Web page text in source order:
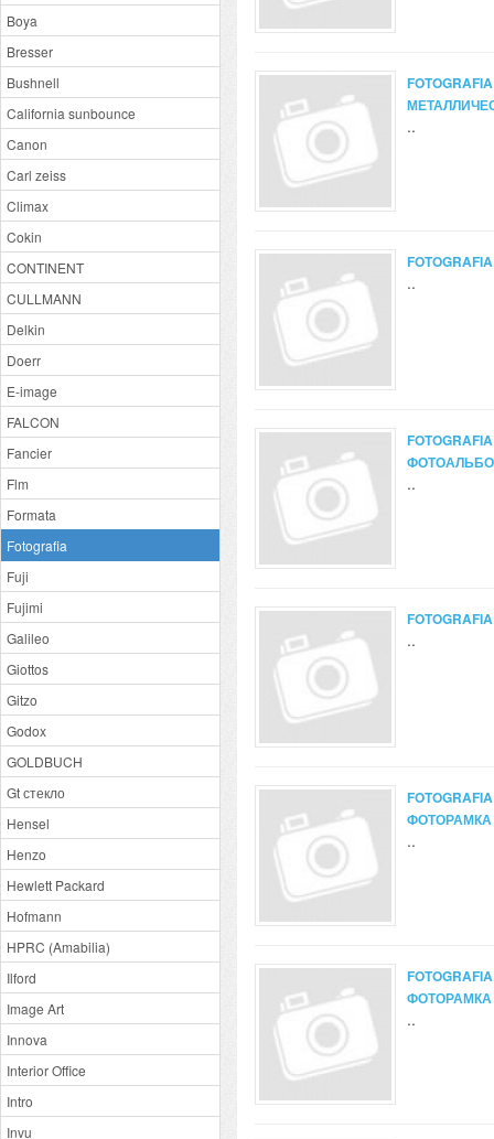
Boya
Bresser
Bushnell
California sunbounce
Canon
Carl zeiss
Climax
Cokin
CONTINENT
CULLMANN
Delkin
Doerr
E-image
FALCON
Fancier
Flm
Formata
Fotografia
Fuji
Fujimi
Galileo
Giottos
Gitzo
Godox
GOLDBUCH
Gt стекло
Hensel
Henzo
Hewlett Packard
Hofmann
HPRC (Amabilia)
Ilford
Image Art
Innova
Interior Office
Intro
Invu
..
..
..
..
ФОТОРАМКА
..
ФОТОРАМКА
..